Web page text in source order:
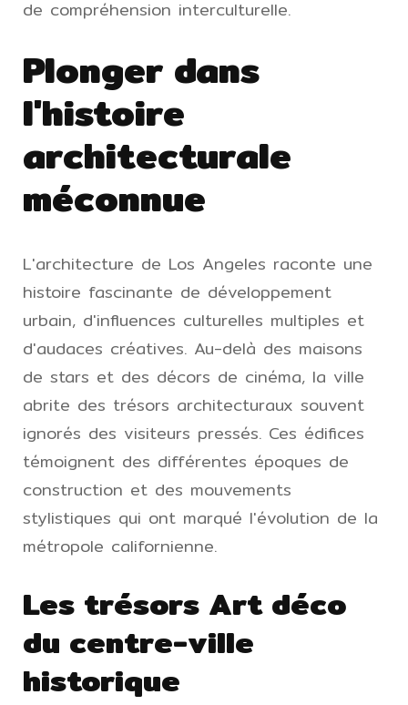
de compréhension interculturelle.
Plonger dans
l'histoire
architecturale
méconnue
L'architecture de Los Angeles raconte une
histoire fascinante de développement
urbain, d'influences culturelles multiples et
d'audaces créatives. Au-delà des maisons
de stars et des décors de cinéma, la ville
abrite des trésors architecturaux souvent
ignorés des visiteurs pressés. Ces édifices
témoignent des différentes époques de
construction et des mouvements
stylistiques qui ont marqué l'évolution de la
métropole californienne.
Les trésors Art déco
du centre-ville
historique